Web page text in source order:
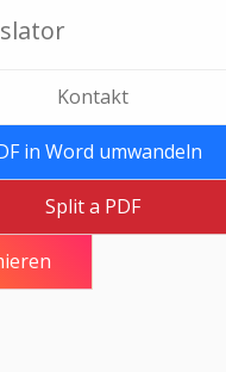
Kontakt
in Word umwandeln
Split a PDF